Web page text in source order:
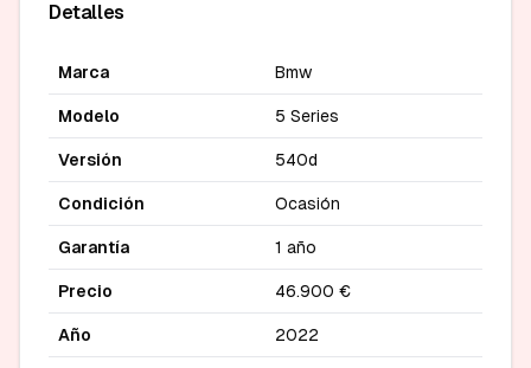
Detalles
Marca Bmw
Modelo 5 Series
Versión 540d
Condición Ocasión
Garantía 1 año
Precio 46.900 €
Año 2022